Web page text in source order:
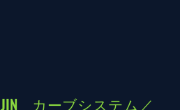
カーブシステム／